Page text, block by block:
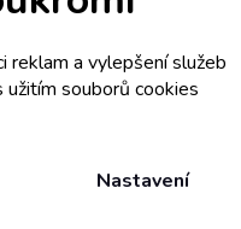
reklam a vylepšení služeb
užitím souborů cookies
Nastavení
sklad - dodání do 10
300,67 Kč včetně DPH
248,49 Kč/ ks